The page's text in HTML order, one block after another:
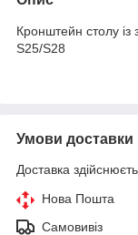
Кронштейн столу
S25/S28
Умови доставки
Доставка
Нова Пошта
Самовивіз